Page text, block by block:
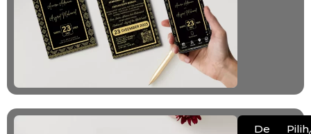
DemoPilih